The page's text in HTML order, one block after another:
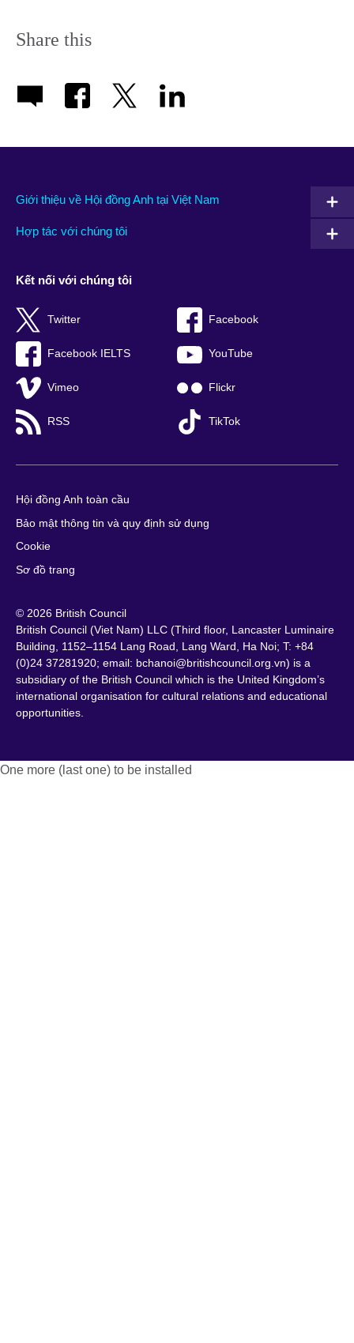
Share this
Giới thiệu về Hội đồng Anh tại Việt Nam
Hợp tác với chúng tôi
Kết nối với chúng tôi
Twitter Facebook
Facebook IELTS YouTube
Vimeo Flickr
RSS TikTok
Hội đồng Anh toàn cầu
Bảo mật thông tin và quy định sử dụng
Cookie
Sơ đồ trang
© 2026 British Council
British Council (Viet Nam) LLC (Third floor, Lancaster Luminaire
Building, 1152–1154 Lang Road, Lang Ward, Ha Noi; T: +84
(0)24 37281920; email: bchanoi@britishcouncil.org.vn) is a
subsidiary of the British Council which is the United Kingdom’s
international organisation for cultural relations and educational
opportunities.
One more (last one) to be installed